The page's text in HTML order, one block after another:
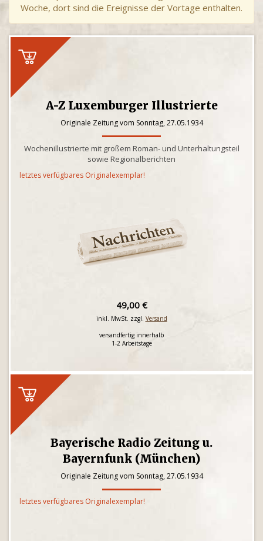
Woche, dort sind die Ereignisse der Vortage enthalten.
A-Z Luxemburger Illustrierte
Originale Zeitung vom Sonntag, 27.05.1934
Wochenillustrierte mit großem Roman- und Unterhaltungsteil
sowie Regionalberichten
letztes verfügbares Originalexemplar!
49,00 €
inkl. MwSt. zzgl. Versand
versandfertig innerhalb
1-2 Arbeitstage
Bayerische Radio Zeitung u.
Bayernfunk (München)
Originale Zeitung vom Sonntag, 27.05.1934
letztes verfügbares Originalexemplar!